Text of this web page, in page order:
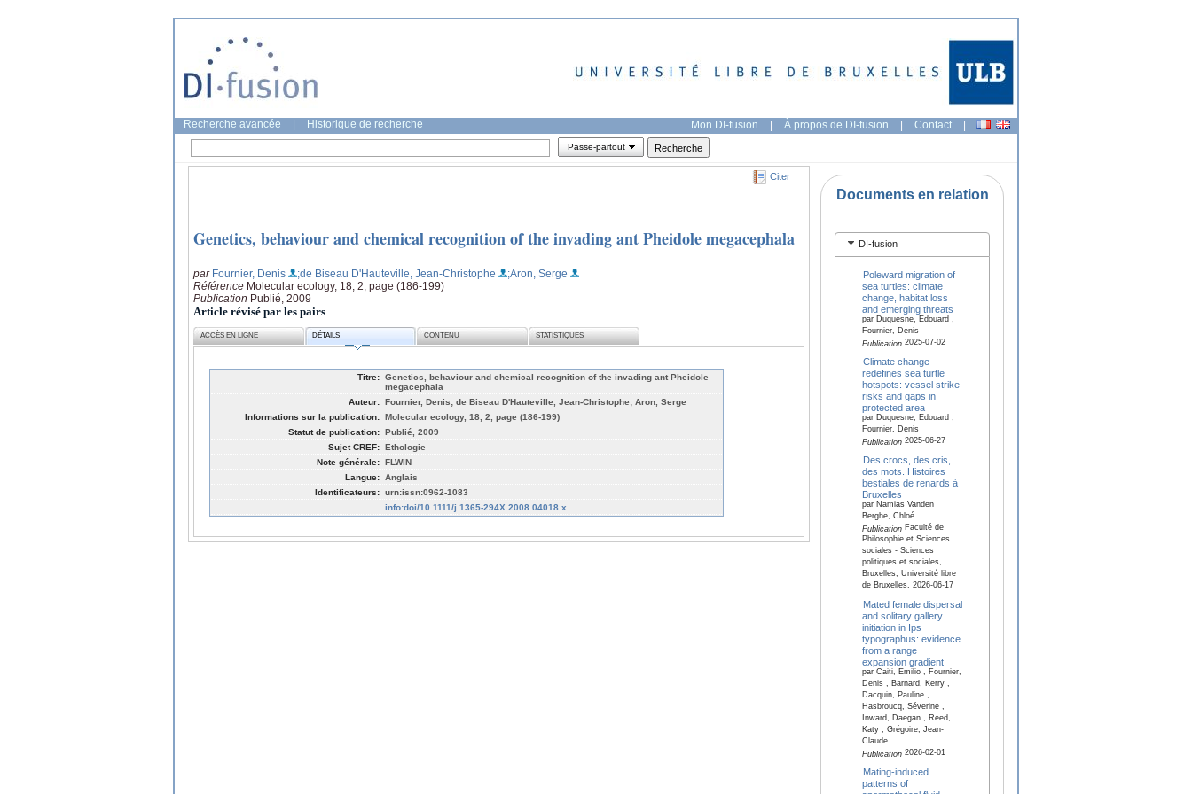
Recherche avancée Historique de recherche Mon DI-fusion | À propos de DI-fusion | Contact |
Passe-partout
Citer
Genetics, behaviour and chemical recognition of the invading ant Pheidole megacephala
par Fournier, Denis ;de Biseau D'Hauteville, Jean-Christophe
;Aron, Serge
Référence Molecular ecology, 18, 2, page (186-199)
Publication Publié, 2009
Article révisé par les pairs
ACCÈS EN LIGNE DÉTAILS CONTENU STATISTIQUES
Titre: Genetics, behaviour and chemical recognition of the invading ant Pheidole
megacephala
Auteur: Fournier, Denis; de Biseau D'Hauteville, Jean-Christophe; Aron, Serge
Informations sur la publication: Molecular ecology, 18, 2, page (186-199)
Statut de publication: Publié, 2009
Sujet CREF: Ethologie
Note générale: FLWIN
Langue: Anglais
Identificateurs: urn:issn:0962-1083
info:doi/10.1111/j.1365-294X.2008.04018.x
Documents en relation
DI-fusion
Poleward migration of
sea turtles: climate
change, habitat loss
and emerging threats
par Duquesne, Edouard ,
Fournier, Denis
Publication2025-07-02
Climate change
redefines sea turtle
hotspots: vessel strike
risks and gaps in
protected area
par Duquesne, Edouard ,
Fournier, Denis
Publication2025-06-27
Des crocs, des cris,
des mots. Histoires
bestiales de renards à
Bruxelles
par Namias Vanden
Berghe, Chloé
PublicationFaculté de
Philosophie et Sciences
sociales - Sciences
politiques et sociales,
Bruxelles, Université libre
de Bruxelles, 2026-06-17
Mated female dispersal
and solitary gallery
initiation in Ips
typographus: evidence
from a range
expansion gradient
par Caiti, Emilio , Fournier,
Denis , Barnard, Kerry ,
Dacquin, Pauline ,
Hasbroucq, Séverine ,
Inward, Daegan , Reed,
Katy , Grégoire, Jean-
Claude
Publication2026-02-01
Mating-induced
patterns of